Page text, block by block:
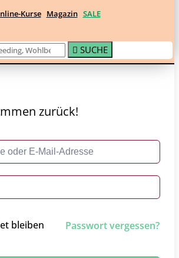
Kurse Magazin SALE
SUCHE
zurück!
bleiben Passwort vergessen?